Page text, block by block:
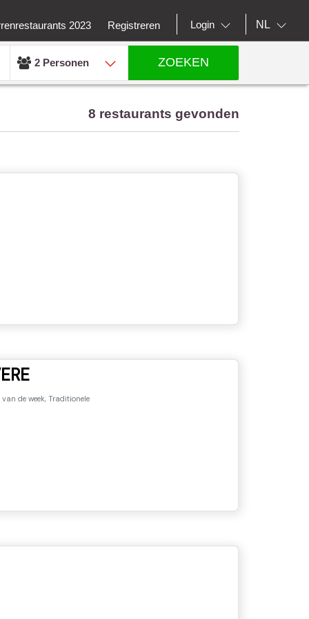
2023 Registreren Login NL
2 Personen ZOEKEN
8 restaurants gevonden
de week, Traditionele